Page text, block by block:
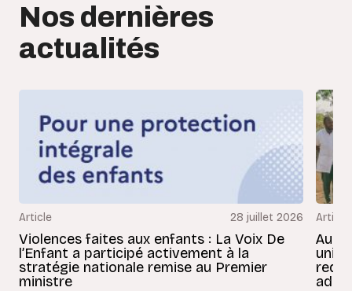
Nos dernières
actualités
Article 28 juillet 2026
Violences faites aux enfants : La Voix De
l’Enfant a participé activement à la
stratégie nationale remise au Premier
ministre
Article
Au